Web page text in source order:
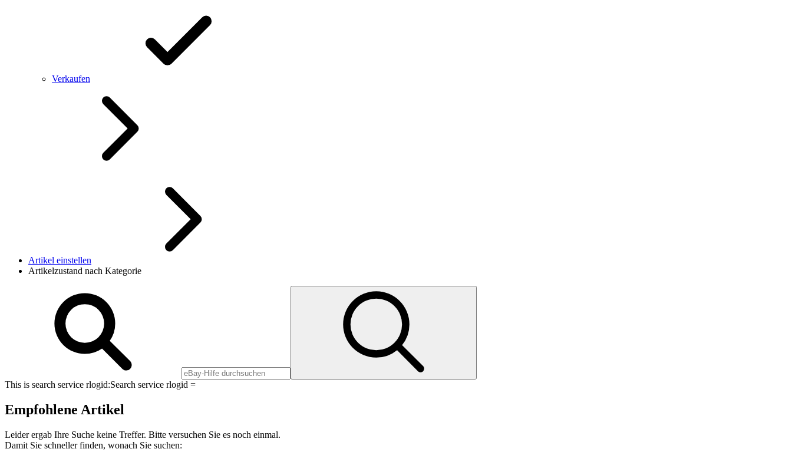
Verkaufen
Artikel einstellen
Artikelzustand nach Kategorie
This is search service rlogid:Search service rlogid =
Empfohlene Artikel
Leider ergab Ihre Suche keine Treffer. Bitte versuchen Sie es noch einmal.
Damit Sie schneller finden, wonach Sie suchen: